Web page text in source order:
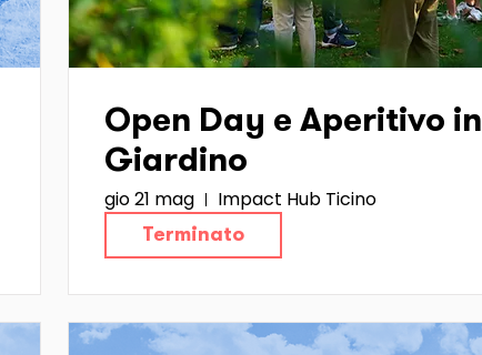
Open Day e Aperitivo in
Giardino
gio 21 mag Impact Hub Ticino
Terminato